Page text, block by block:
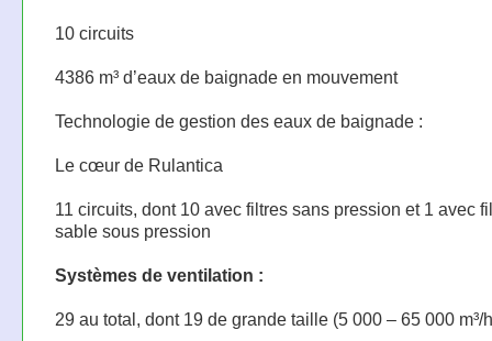
10 circuits
4386 m³ d’eaux de baignade en mouvement
Technologie de gestion des eaux de baignade :
Le cœur de Rulantica
11 circuits, dont 10 avec filtres sans pression et 1 avec
sable sous pression
Systèmes de ventilation :
29 au total, dont 19 de grande taille (5 000 – 65 000 m³/